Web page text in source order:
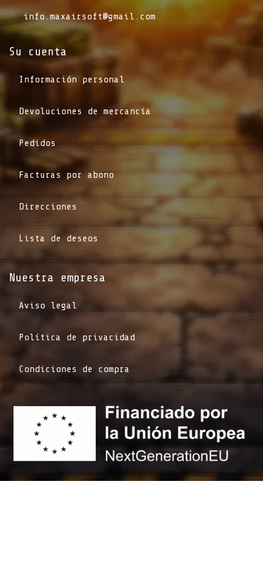
info.maxairsoft@gmail.com
Su cuenta
Información personal
Devoluciones de mercancía
Pedidos
Facturas por abono
Direcciones
Lista de deseos
Nuestra empresa
Aviso legal
Política de privacidad
Condiciones de compra